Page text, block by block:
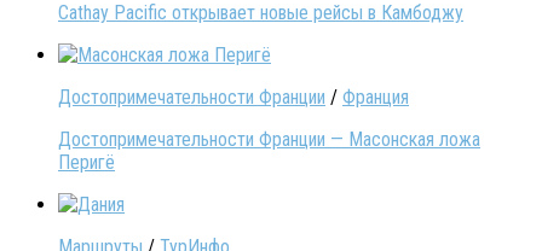
Cathay Pacific открывает новые рейсы в Камбоджу
Достопримечательности Франции / Франция
Достопримечательности Франции — Масонская ложа
Перигё